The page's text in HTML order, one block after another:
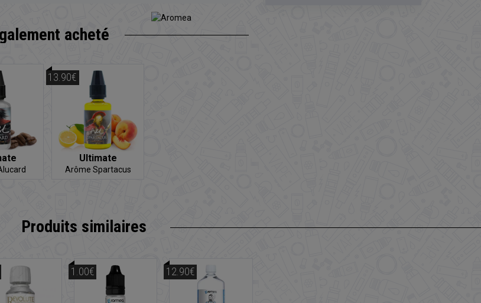
acheté
Ultimate
Arôme Spartacus
13.90€
Produits similaires
1.00€ 12.90€